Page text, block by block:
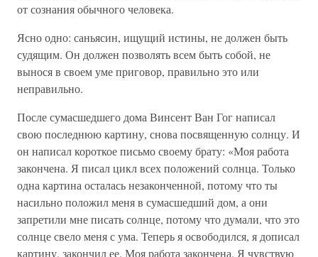
от сознания обычного человека.
Ясно одно: саньясин, ищущий истины, не должен быть
судящим. Он должен позволять всем быть собой, не
вынося в своем уме приговор, правильно это или
неправильно.
После сумасшедшего дома Винсент Ван Гог написал
свою последнюю картину, снова посвященную солнцу. И
он написал короткое письмо своему брату: «Моя работа
закончена. Я писал цикл всех положений солнца. Только
одна картина осталась незаконченной, потому что ты
насильно положил меня в сумасшедший дом, а они
запретили мне писать солнце, потому что думали, что это
солнце свело меня с ума. Теперь я освободился, я дописал
картину, закончил ее. Моя работа закончена. Я чувствую